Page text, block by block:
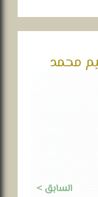
محمد
السابق >